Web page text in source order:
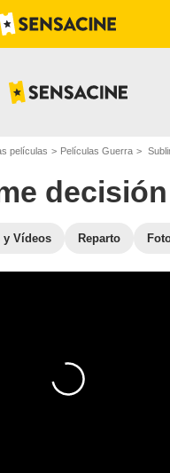
películas Películas Guerra
decisión
y Vídeos Reparto